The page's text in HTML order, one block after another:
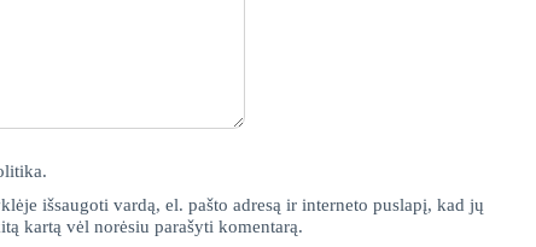
.
išsaugoti vardą, el. pašto adresą ir interneto puslapį, kad jų
kartą vėl norėsiu parašyti komentarą.